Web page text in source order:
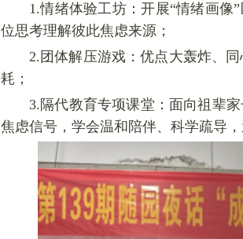
1.情绪体验工坊：开展“情绪画
位思考理解彼此焦虑来源；
2.团体解压游戏：优点大轰炸、
耗；
3.隔代教育专项课堂：面向祖辈
焦虑信号，学会温和陪伴、科学疏导